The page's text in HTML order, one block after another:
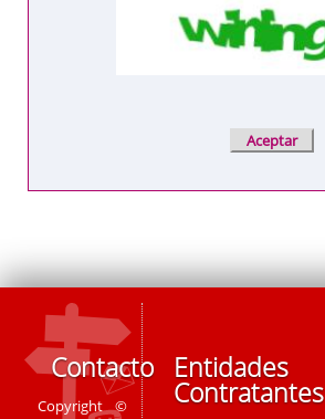
Contacto
Copyright ©
Entidades
Contratantes